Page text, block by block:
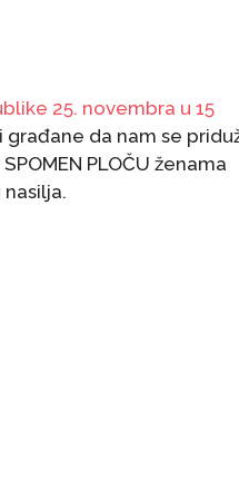
25. novembra u 15
da nam se
PLOČU ženama